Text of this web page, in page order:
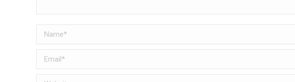
Name *
Email *